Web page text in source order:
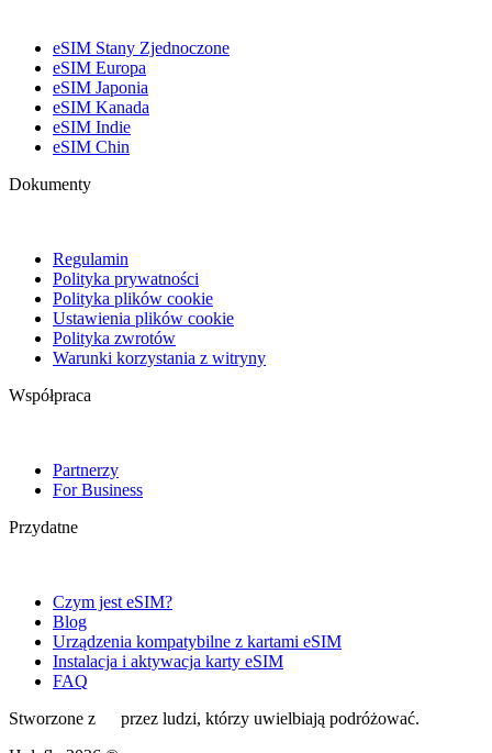
eSIM Stany Zjednoczone
eSIM Europa
eSIM Japonia
eSIM Kanada
eSIM Indie
eSIM Chin
Dokumenty
Regulamin
Polityka prywatności
Polityka plików cookie
Ustawienia plików cookie
Polityka zwrotów
Warunki korzystania z witryny
Współpraca
Partnerzy
For Business
Przydatne
Czym jest eSIM?
Blog
Urządzenia kompatybilne z kartami eSIM
Instalacja i aktywacja karty eSIM
FAQ
Stworzone z
przez ludzi, którzy uwielbiają podróżować.